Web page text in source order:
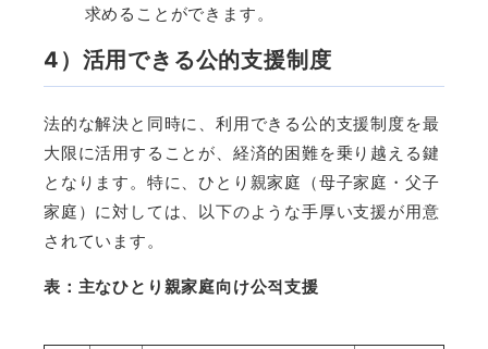
求めることができます。
4 ）活用できる公的支援制度
法的な解決と同時に、利用できる公的支援制度を最
大限に活用することが、経済的困難を乗り越える鍵
となります。特に、ひとり親家庭（母子家庭・父子
家庭）に対しては、以下のような手厚い支援が用意
されています。
表：主なひとり親家庭向け公적支援